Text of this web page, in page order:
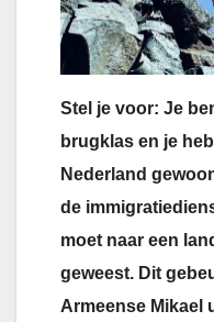
Stel je voor: Je
brugklas en je
Nederland
de
moet naar een
geweest. Dit
Armeense Mikael